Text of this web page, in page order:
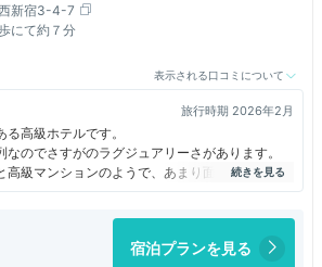
新宿3-4-7
にて約７分
表示される口コミについて
旅行時期 2026年2月
高級ホテルです。
のでさすがのラグジュアリーさがあります。
級マンションのようで、あまり面白味はありま
いです。
線を画した、別世界です。宿泊プランを見る